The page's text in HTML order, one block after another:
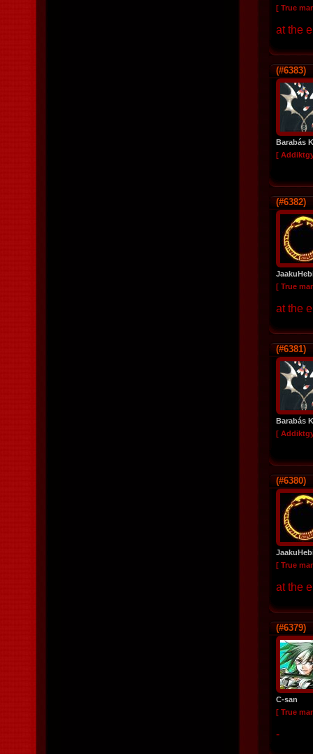
[ True
at the
(#6383)
Barabás
[
(#6382)
[ True
at the
(#6381)
Barabás
[
(#6380)
[ True
at the
(#6379)
C-san
[ True
-